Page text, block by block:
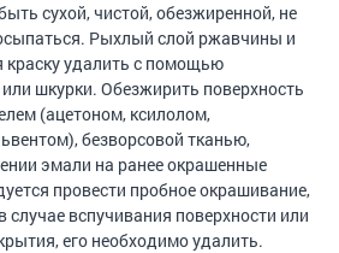
сухой, чистой, обезжиренной, не
Рыхлый слой ржавчины и
удалить с помощью
шкурки. Обезжирить поверхность
(ацетоном, ксилолом,
безворсовой тканью,
эмали на ранее окрашенные
провести пробное окрашивание,
вспучивания поверхности или
его необходимо удалить.